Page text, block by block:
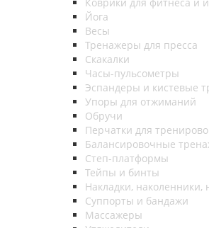
Йога
Весы
Тренажеры для пресса
Скакалки
Часы-пульсометры
Эспандеры и кистевые
Упоры для отжиманий
Обручи
Перчатки для
Балансировочные
Степ-платформы
Тейпы и бинты
Накладки, наколенники,
Суппорты и бандажи
Массажеры